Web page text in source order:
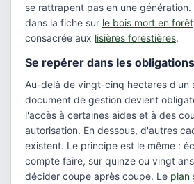
se rattrapent pas en une
dans la fiche sur le bois mort en forêt
consacrée aux lisières forestières.
Se repérer dans les obligations
Au-delà de vingt-cinq hectares d'un
document de gestion devient
l'accès à certaines aides et à des
autorisation. En dessous, d'autres
existent. Le principe est le même :
compte faire, sur quinze ou vingt
décider coupe après coupe. Le plan